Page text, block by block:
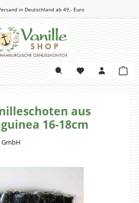
in Deutschland ab 49,- Euro
aus
16-18cm